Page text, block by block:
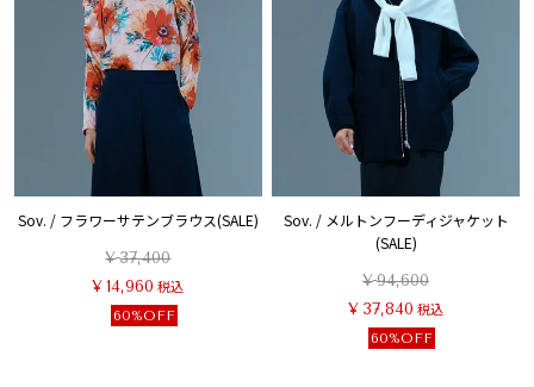
Sov. / フラワーサテンブラウス(SALE)
¥37,400
¥ 14,960 税込
60%OFF
Sov. / メルトンフーディジャケット
(SALE)
¥94,600
¥ 37,840 税込
60%OFF